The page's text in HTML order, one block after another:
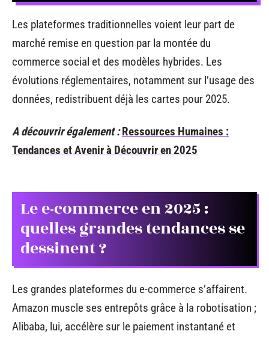
Les plateformes traditionnelles voient leur part de
marché remise en question par la montée du
commerce social et des modèles hybrides. Les
évolutions réglementaires, notamment sur l’usage des
données, redistribuent déjà les cartes pour 2025.
A découvrir également : Ressources Humaines :
Tendances et Avenir à Découvrir en 2025
Le e-commerce en 2025 :
quelles grandes tendances se
dessinent ?
Les grandes plateformes du e-commerce s’affairent.
Amazon muscle ses entrepôts grâce à la robotisation ;
Alibaba, lui, accélère sur le paiement instantané et